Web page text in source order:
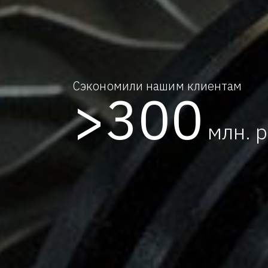
Cэкономили нашим клиентам
>300 млн.